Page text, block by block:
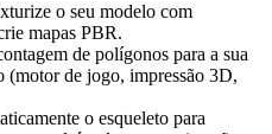
o seu modelo com
mapas PBR.
de polígonos para a sua
(motor de jogo, impressão 3D,
o esqueleto para